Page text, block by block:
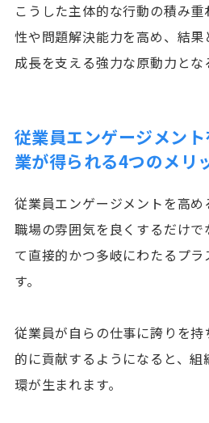
こうした主体的な行動の積み
性や問題解決能力を高め、結
成長を支える強力な原動力とな
従業員エンゲージメン
業が得られる4つのメリ
従業員エンゲージメントを高め
職場の雰囲気を良くするだけ
て直接的かつ多岐にわたるプ
す。
従業員が自らの仕事に誇りを
的に貢献するようになると、
環が生まれます。